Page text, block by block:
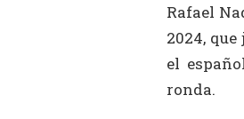
Rafael
2024,
el
ronda.